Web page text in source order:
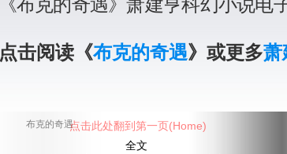
《布克的奇遇》萧建亨科幻小说电
点击阅读《布克的奇遇》或更多萧
布克的奇遇
全文
点击此处翻到第一页(Home)